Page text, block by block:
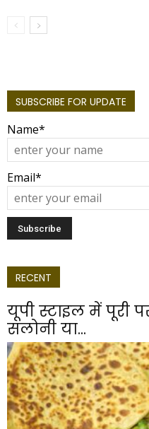
SUBSCRIBE FOR UPDATE
Name*
Email*
RECENT
यूपी स्टाइल में
सलोनी या...